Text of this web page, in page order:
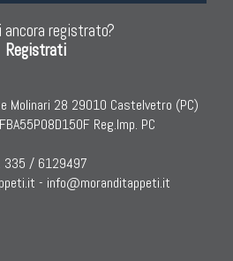
ancora registrato?
Registrati
Molinari 28 29010 Castelvetro (PC)
Reg.Imp. PC
335 / 6129497
- info@moranditappeti.it